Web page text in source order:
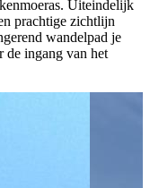
Uiteindelijk
prachtige zichtlijn
wandelpad je
de ingang van het